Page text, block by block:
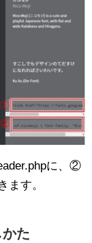
に、②
ます。
た